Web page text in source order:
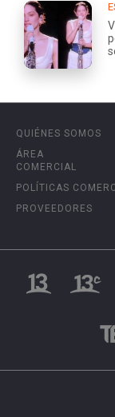
QUIÉNES SOMOS
ÁREA
COMERCIAL
POLÍTICAS
PROVEEDORES